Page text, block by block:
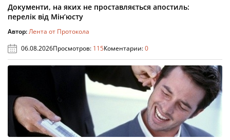
Документи, на яких не проставляється апостиль:
перелік від Мін’юсту
Автор:Лента от Протокола
06.08.2026Просмотров: 115Коментарии:0